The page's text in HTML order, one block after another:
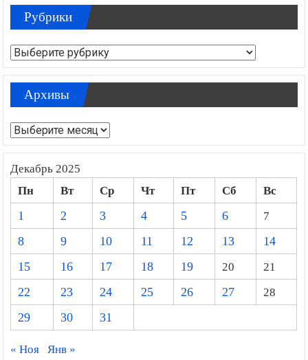
Рубрики
Рубрики
Архивы
Архивы
Декабрь 2025
Пн Вт Ср Чт Пт Сб
Вс
1
2 3 4 5 6
7
8
9 10 11 12 13
14
15
16 17 18 19 20
21
22
23 24 25 26 27
28
29
30 31
« Ноя Янв »